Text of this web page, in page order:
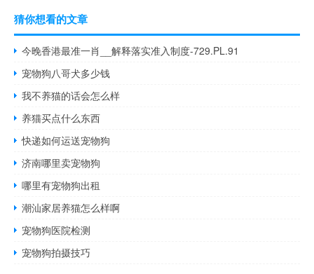
猜你想看的文章
今晚香港最准一肖__解释落实准入制度-729.PL.91
宠物狗八哥犬多少钱
我不养猫的话会怎么样
养猫买点什么东西
快递如何运送宠物狗
济南哪里卖宠物狗
哪里有宠物狗出租
潮汕家居养猫怎么样啊
宠物狗医院检测
宠物狗拍摄技巧